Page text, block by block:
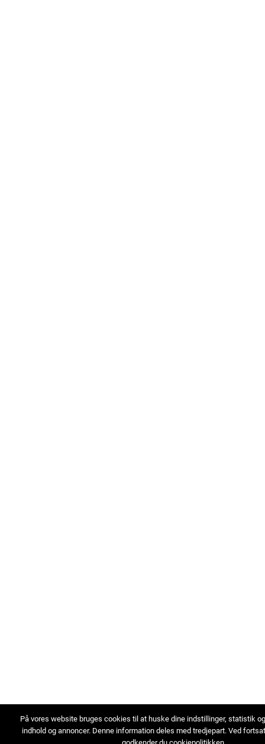
På vores website bruges cookies til at huske dine indstillinger, statistik
indhold og annoncer. Denne information deles med tredjepart. Ved